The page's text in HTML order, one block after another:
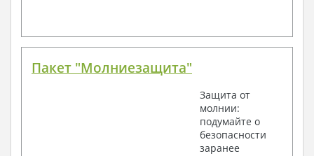
Пакет "Молниезащита"
Защита от
молнии:
подумайте о
безопасности
заранее